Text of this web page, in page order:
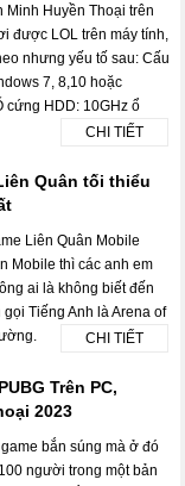
Minh Huyền Thoại trên
được LOL trên máy tính,
nhưng yếu tố sau: Cấu
7, 8,10 hoặc
cứng HDD: 10GHz ổ
CHI TIẾT
Quân tối thiểu
Liên Quân Mobile
Mobile thì các anh em
ai là không biết đến
Tiếng Anh là Arena of
CHI TIẾT
Trên PC,
2023
bắn súng mà ở đó
người trong một bản